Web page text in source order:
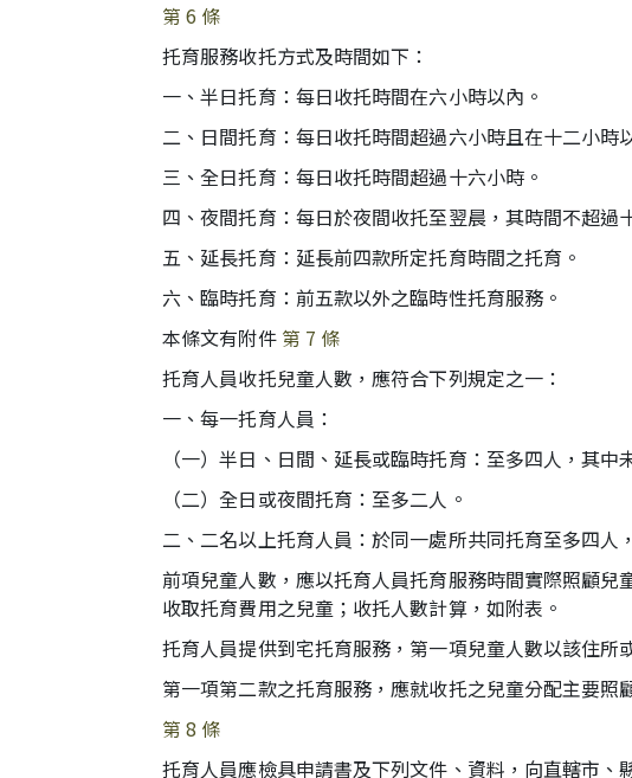
第 6 條
托育服務收托方式及時間如下：
一、半日托育：每日收托時間在六小時以內。
二、日間托育：每日收托時間超過六小時且在十二小時
三、全日托育：每日收托時間超過十六小時。
四、夜間托育：每日於夜間收托至翌晨，其時間不超過
五、延長托育：延長前四款所定托育時間之托育。
六、臨時托育：前五款以外之臨時性托育服務。
本條文有附件 第 7 條
托育人員收托兒童人數，應符合下列規定之一：
一、每一托育人員：
（一）半日、日間、延長或臨時托育：至多四人，其中
（二）全日或夜間托育：至多二人。
二、二名以上托育人員：於同一處所共同托育至多四人
前項兒童人數，應以托育人員托育服務時間實際照顧
收取托育費用之兒童；收托人數計算，如附表。
托育人員提供到宅托育服務，第一項兒童人數以該住所
第一項第二款之托育服務，應就收托之兒童分配主要照
第 8 條
托育人員應檢具申請書及下列文件、資料，向直轄市、